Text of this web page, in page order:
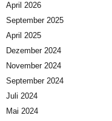
April 2026
September 2025
April 2025
Dezember 2024
November 2024
September 2024
Juli 2024
Mai 2024